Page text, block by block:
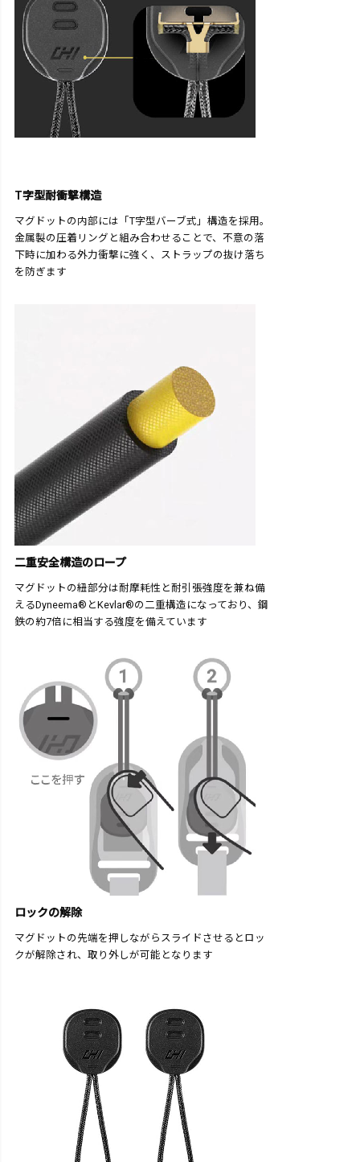
T字型耐衝撃構造
マグドットの内部には「T字型バーブ式」構造を採用。
金属製の圧着リングと組み合わせることで、不意の落
下時に加わる外力衝撃に強く、ストラップの抜け落ち
を防ぎます
二重安全構造のロープ
マグドットの紐部分は耐摩耗性と耐引張強度を兼ね備
えるDyneema®とKevlar®の二重構造になっており、鋼
鉄の約7倍に相当する強度を備えています
ロックの解除
マグドットの先端を押しながらスライドさせるとロッ
クが解除され、取り外しが可能となります